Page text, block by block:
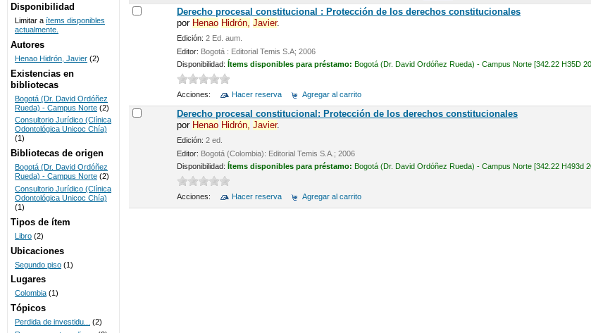
BIBLIOTECAS
UNICOC
Derecho procesal constitucional : Protección de los derechos constitucionales
por Henao Hidrón, Javier.
Edición: 2 Ed. aum.
Editor: Bogotá : Editorial Temis S.A; 2006
Disponibilidad: Ítems disponibles para préstamo: Bogotá (Dr. David Ordóñez Rueda) - Campus Norte [342.22 H35D
Acciones: Hacer reserva Agregar al carrito
Derecho procesal constitucional: Protección de los derechos constitucionales
por Henao Hidrón, Javier.
Edición: 2 ed.
Editor: Bogotá (Colombia): Editorial Temis S.A.; 2006
Disponibilidad: Ítems disponibles para préstamo: Bogotá (Dr. David Ordóñez Rueda) - Campus Norte [342.22 H493d
Acciones: Hacer reserva Agregar al carrito
Disponibilidad
Limitar a ítems disponibles
actualmente.
Autores
Henao Hidrón, Javier (2)
Existencias en
bibliotecas
Bogotá (Dr. David Ordóñez
Rueda) - Campus Norte (2)
Consultorio Jurídico (Clínica
Odontológica Unicoc Chía)
(1)
Bibliotecas de origen
Bogotá (Dr. David Ordóñez
Rueda) - Campus Norte (2)
Consultorio Jurídico (Clínica
Odontológica Unicoc Chía)
(1)
Tipos de ítem
Libro (2)
Ubicaciones
Segundo piso (1)
Lugares
Colombia (1)
Tópicos
Perdida de investidu... (2)